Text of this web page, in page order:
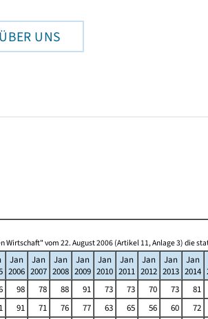
UNS
vom 22. August 2006 (Artikel 11, Anlage 3) die
Jan
2006
Jan
2007
Jan
2008
Jan
2009
Jan
2010
Jan
2011
Jan
2012
Jan
2013
Jan
2014
98 78 88 91 73 73 70 73
81
91 71 76 77 63 65 56 60
72